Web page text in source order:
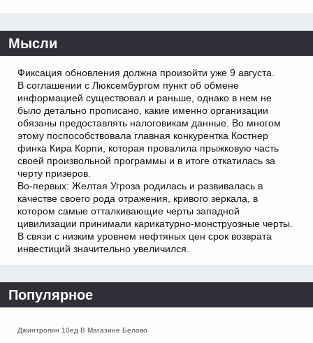
Мысли
Фиксация обновления должна произойти уже 9 августа.
В соглашении с Люксембургом пункт об обмене
информацией существовал и раньше, однако в нем не
было детально прописано, какие именно организации
обязаны предоставлять налоговикам данные. Во многом
этому поспособствовала главная конкурентка Костнер
финка Кира Корпи, которая провалила прыжковую часть
своей произвольной программы и в итоге откатилась за
черту призеров.
Во-первых: Желтая Угроза родилась и развивалась в
качестве своего рода отражения, кривого зеркала, в
котором самые отталкивающие черты западной
цивилизации принимали карикатурно-монструозные черты.
В связи с низким уровнем нефтяных цен срок возврата
инвестиций значительно увеличился.
Популярное
Джинтропин 10ед В Магазине Белово